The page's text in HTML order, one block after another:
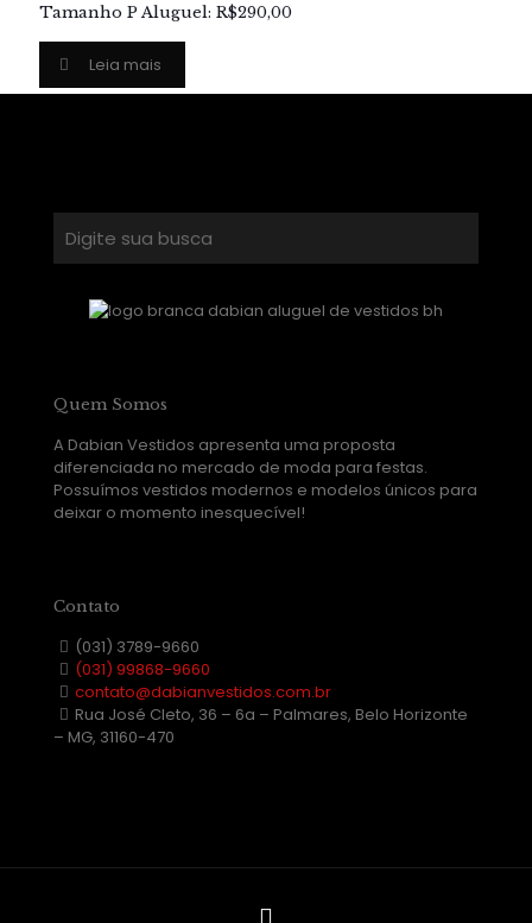
Tamanho P Aluguel: R$290,00
Leia mais
Quem Somos
A Dabian Vestidos apresenta uma proposta
diferenciada no mercado de moda para festas.
Possuímos vestidos modernos e modelos únicos para
deixar o momento inesquecível!
Contato
(031) 3789-9660
(031) 99868-9660
contato@dabianvestidos.com.br
Rua José Cleto, 36 – 6a – Palmares, Belo Horizonte
– MG, 31160-470